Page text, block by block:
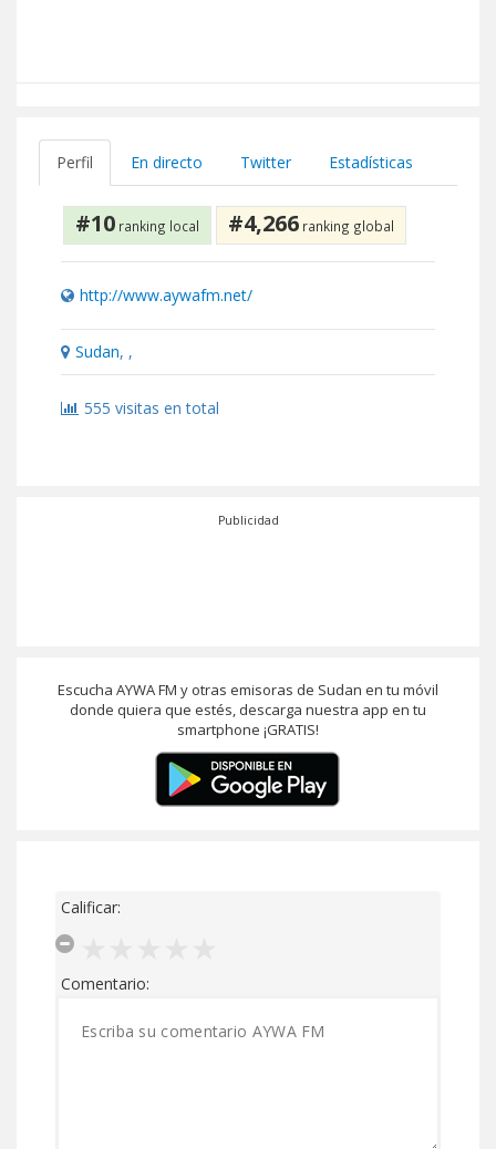
Perfil En directo Twitter Estadísticas
#10 ranking local #4,266 ranking global
http://www.aywafm.net/
Sudan, ,
555 visitas en total
Publicidad
Escucha AYWA FM y otras emisoras de Sudan en tu móvil
donde quiera que estés, descarga nuestra app en tu
smartphone ¡GRATIS!
Calificar:
Comentario: